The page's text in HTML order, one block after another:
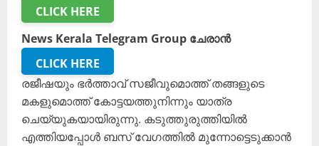
CLICK HERE
News Kerala Telegram Group ചേരാൻ
CLICK HERE
രജീഷയും ഭർത്താവ് സജീവുമൊത്ത് തങ്ങളുടെ
മകളുമൊത്ത് കോട്ടയത്തുനിന്നും യാത്ര
ചെയ്യുകയായിരുന്നു. കടുത്തുരുത്തിയിൽ
എത്തിയപ്പോൾ ബസ് വേഗത്തിൽ മുന്നോട്ടെടുക്കാൻ